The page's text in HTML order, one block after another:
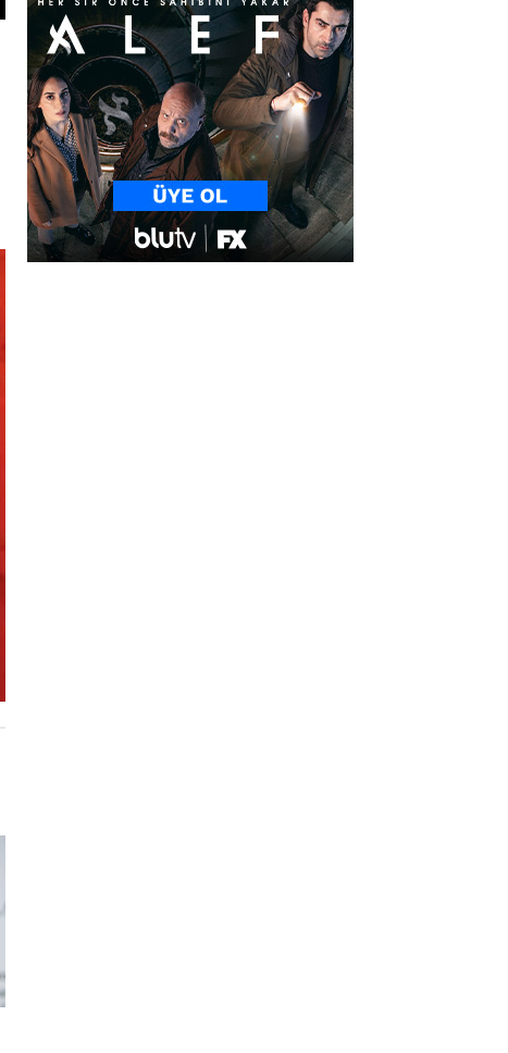
Meteoroloji’den İstanbul’a
uyarı!